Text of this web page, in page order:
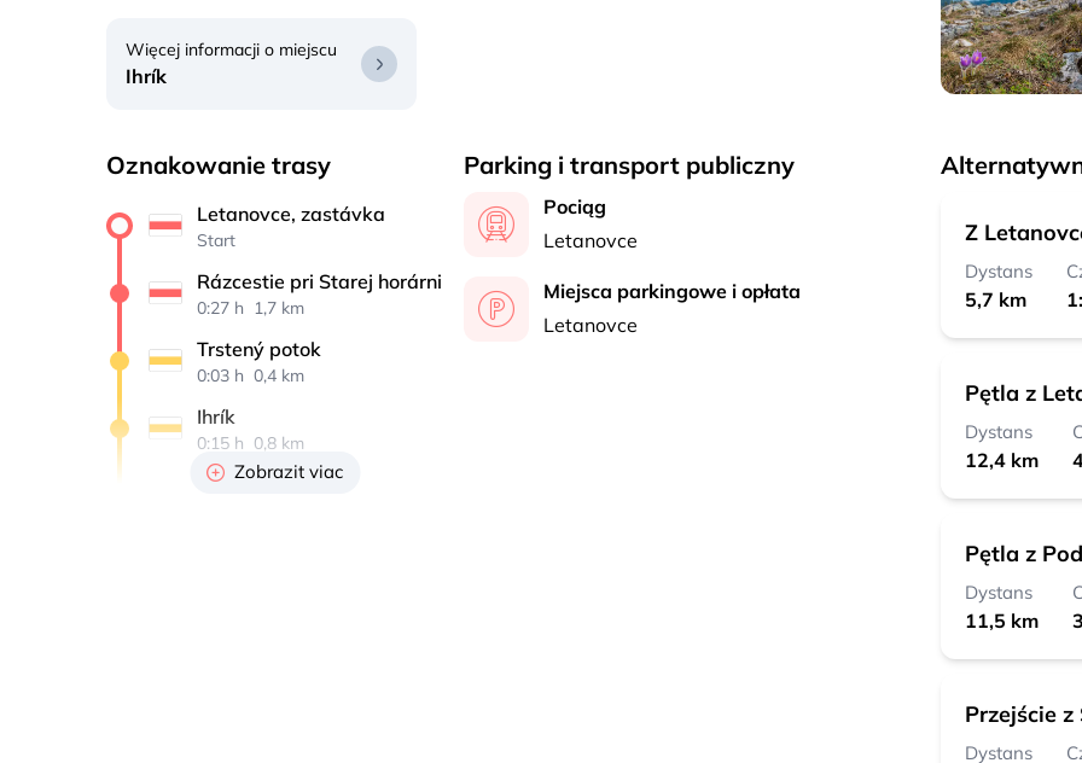
Więcej informacji o miejscu
Ihrík
Oznakowanie trasy
Letanovce, zastávka
Start
Rázcestie pri Starej horárni
0:27 h 1,7 km
Trstený potok
0:03 h 0,4 km
Ihrík
0:15 h 0,8 km
Zelená hora
Zobrazit viac
Parking i transport publiczny
Pociąg
Letanovce
Miejsca parkingowe i opłata
Letanovce
Z
Dystans
5,7 km
Pętla z
Dystans
12,4 km
Pętla z
Dystans
11,5 km
Przejście
Dystans